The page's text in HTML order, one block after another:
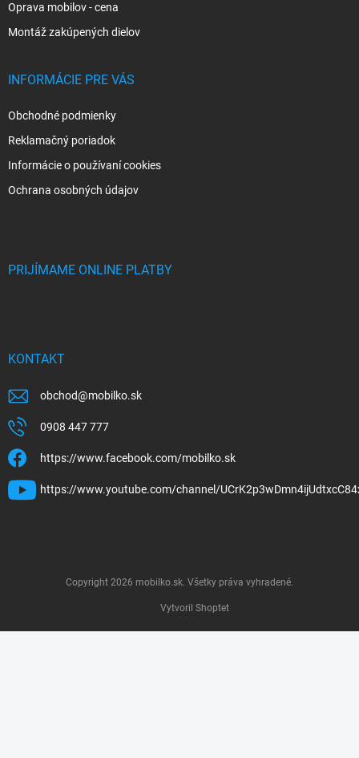
Oprava mobilov - cena
Montáž zakúpených dielov
INFORMÁCIE PRE VÁS
Obchodné podmienky
Reklamačný poriadok
Informácie o používaní cookies
Ochrana osobných údajov
PRIJÍMAME ONLINE PLATBY
KONTAKT
obchod@mobilko.sk
0908 447 777
https://www.facebook.com/mobilko.sk
https://www.youtube.com/channel/
Vytvoril Shoptet
Copyright 2026 mobilko.sk. Všetky práva vyhradené.